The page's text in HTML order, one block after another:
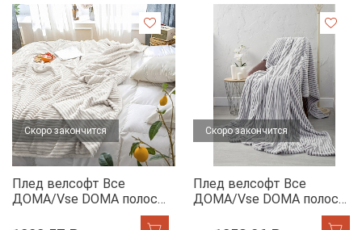
Скоро закончится
Плед велсофт Все
ДOMA/Vse DOMA полоса
1 см., цвет молочный,
Скоро закончится
Плед велсофт Все
ДOMA/Vse DOMA полоса
1 см., цвет шиншилла,